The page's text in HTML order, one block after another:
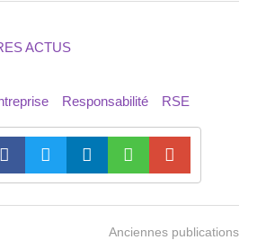
ACTUS
Responsabilité RSE
Anciennes publications